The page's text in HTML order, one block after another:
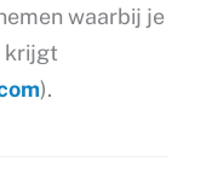
waarbij je
krijgt
).